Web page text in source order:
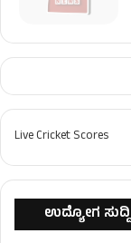
Live Cricket Scores
ಉದ್ಯೋಗ ಸುದ್ದಿ